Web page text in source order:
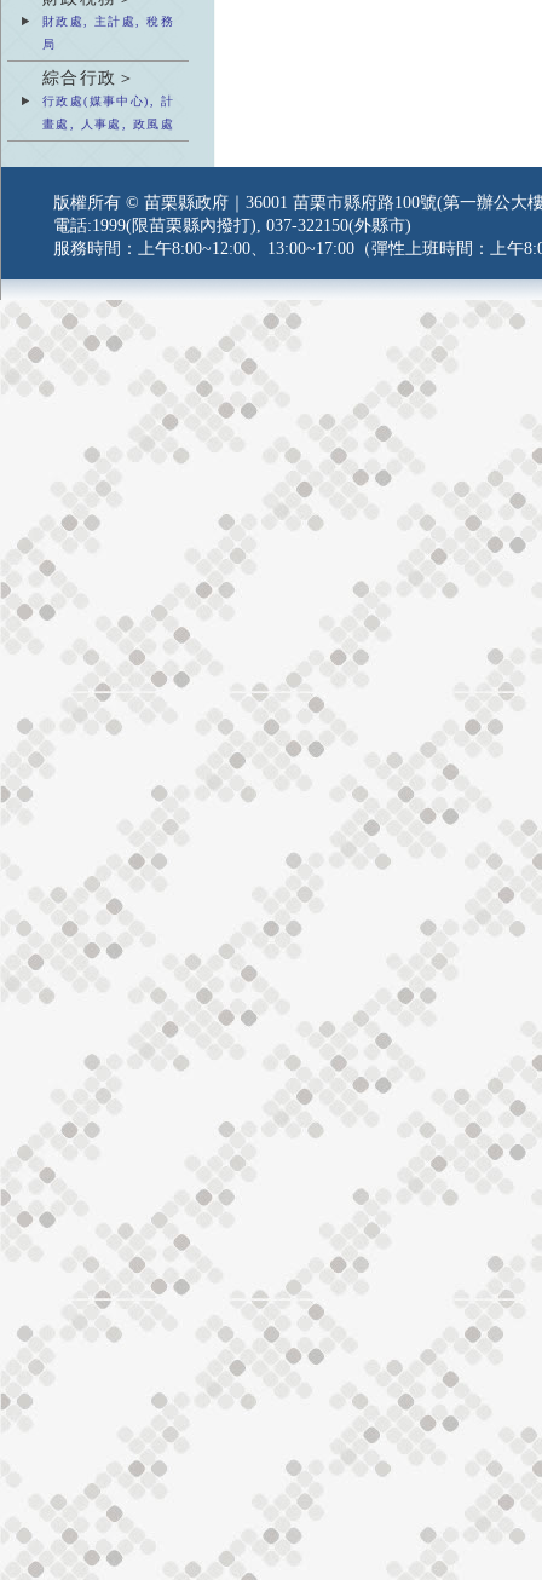
財政處, 主計處, 稅務
局
綜合行政＞
行政處(媒事中心), 計
畫處, 人事處, 政風處
版權所有 © 苗栗縣政府｜36001 苗栗市縣府路100號(第一辦公大
電話:1999(限苗栗縣內撥打), 037-322150(外縣市)
服務時間：上午8:00~12:00、13:00~17:00（彈性上班時間：上午